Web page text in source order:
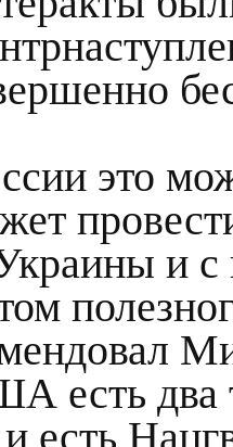
это
и
есть два